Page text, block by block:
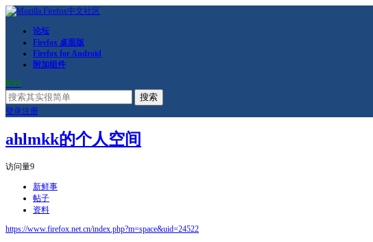
论坛
Firefox 桌面版
Firefox for Android
附加组件
RSS
搜索
登录注册
ahlmkk的个人空间
访问量9
新鲜事
帖子
资料
https://www.firefox.net.cn/index.php?m=space&uid=24522